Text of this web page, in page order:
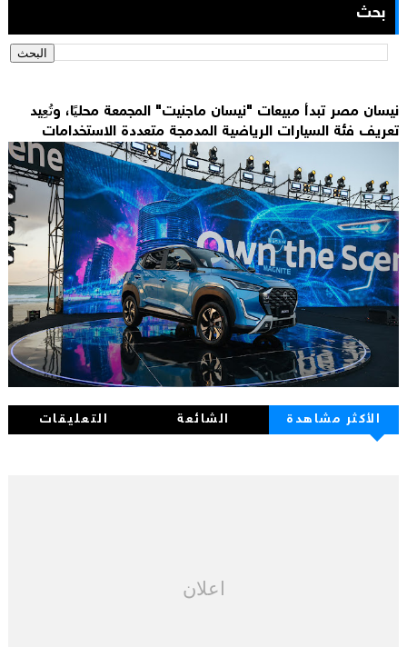
بحث
نيسان مصر تبدأ مبيعات "نيسان ماجنيت" المجمعة محليًا، وتُعِيد
تعريف فئة السيارات الرياضية المدمجة متعددة الاستخدامات
الأكثر مشاهدة الشائعة التعليقات
اعلان